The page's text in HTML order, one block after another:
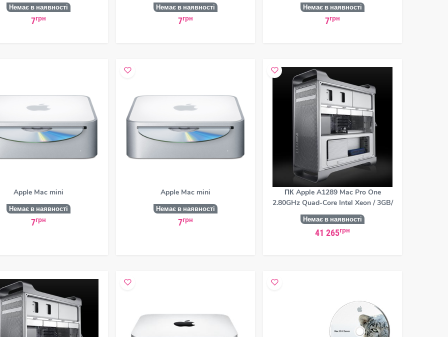
Немає в наявності
7грн
Немає в наявності
7грн
Немає в наявності
7грн
Apple Mac mini
Немає в наявності
7грн
Apple Mac mini
Немає в наявності
7грн
ПК Apple A1289 Mac Pro One
2.80GHz Quad-Core Intel Xeon / 3GB/
Немає в наявності
41 265грн